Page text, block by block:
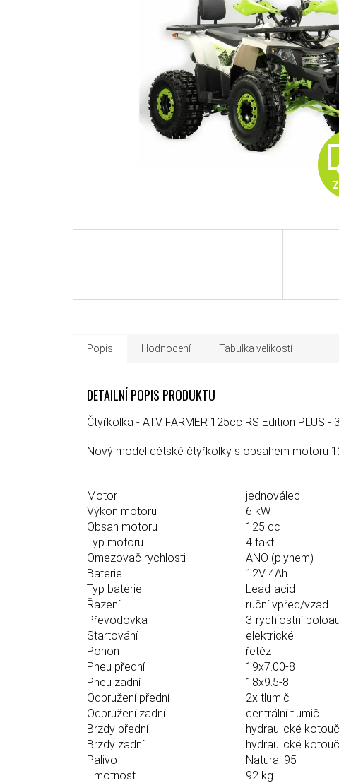
Popis Hodnocení Tabulka velikostí
DETAILNÍ POPIS PRODUKTU
Čtyřkolka - ATV FARMER 125cc RS Edition PLUS -
Nový model dětské čtyřkolky s obsahem motoru
Motor
jednoválec
Výkon motoru
6 kW
Obsah motoru
125 cc
Typ motoru
4 takt
Omezovač rychlosti
ANO (plynem)
Baterie
12V 4Ah
Typ baterie
Lead-acid
Řazení
ruční vpřed/vzad
Převodovka
3-rychlostní
Startování
elektrické
Pohon
řetěz
Pneu přední
19x7.00-8
Pneu zadní
18x9.5-8
Odpružení přední
2x tlumič
Odpružení zadní
centrální tlumič
Brzdy přední
hydraulické
Brzdy zadní
hydraulické
Palivo
Natural 95
Hmotnost
92 kg